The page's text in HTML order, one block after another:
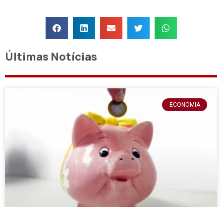
Últimas Notícias
ECONOMIA